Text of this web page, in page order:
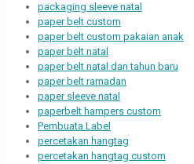
packaging sleeve natal
paper belt custom
paper belt custom pakaian anak
paper belt natal
paper belt natal dan tahun baru
paper belt ramadan
paper sleeve natal
paperbelt hampers custom
Pembuata Label
percetakan hangtag
percetakan hangtag custom